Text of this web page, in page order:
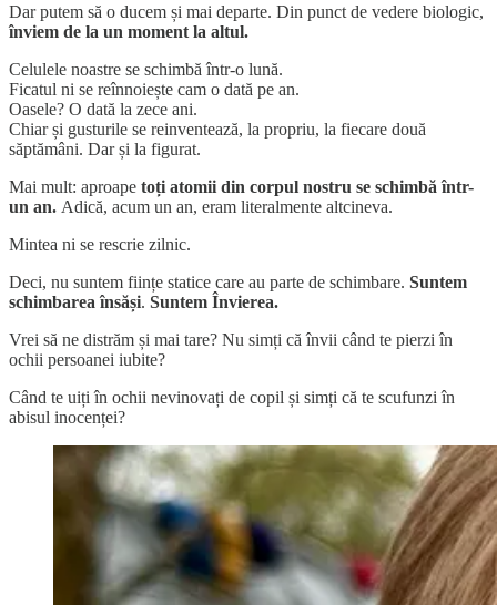
Dar putem să o ducem și mai departe. Din punct de vedere biologic,
înviem de la un moment la altul.
Celulele noastre se schimbă într-o lună.
Ficatul ni se reînnoiește cam o dată pe an.
Oasele? O dată la zece ani.
Chiar și gusturile se reinventează, la propriu, la fiecare două
săptămâni. Dar și la figurat.
Mai mult: aproape toți atomii din corpul nostru se schimbă într-
un an. Adică, acum un an, eram literalmente altcineva.
Mintea ni se rescrie zilnic.
Deci, nu suntem ființe statice care au parte de schimbare. Suntem
schimbarea însăși. Suntem Învierea.
Vrei să ne distrăm și mai tare? Nu simți că învii când te pierzi în
ochii persoanei iubite?
Când te uiți în ochii nevinovați de copil și simți că te scufunzi în
abisul inocenței?